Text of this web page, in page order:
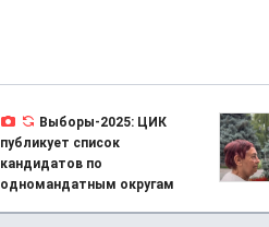
Выборы-2025: ЦИК
публикует список
кандидатов по
одномандатным округам